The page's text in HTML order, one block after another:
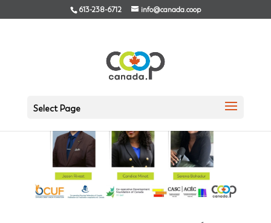
613-238-6712 info@canada.coop
Select Page